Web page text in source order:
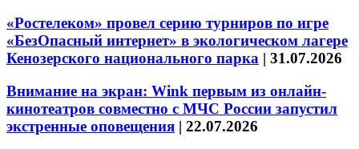
«Ростелеком» провел серию турниров по игре
«БезОпасный интернет» в экологическом лагере
Кенозерского национального парка | 31.07.2026
Внимание на экран: Wink первым из онлайн-
кинотеатров совместно с МЧС России запустил
экстренные оповещения | 22.07.2026